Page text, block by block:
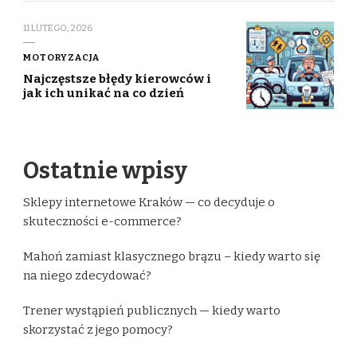
11 LUTEGO, 2026
MOTORYZACJA
Najczęstsze błędy kierowców i
jak ich unikać na co dzień
Ostatnie wpisy
Sklepy internetowe Kraków — co decyduje o
skuteczności e-commerce?
Mahoń zamiast klasycznego brązu – kiedy warto się
na niego zdecydować?
Trener wystąpień publicznych — kiedy warto
skorzystać z jego pomocy?